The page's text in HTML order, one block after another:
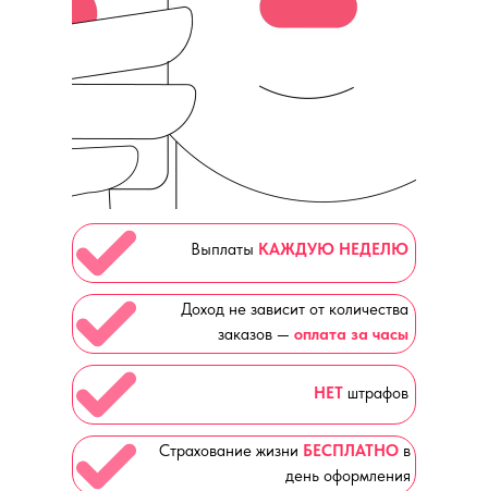
Доход не зависит от количества
заказов — оплата за часы
НЕТ штрафов
Выплаты КАЖДУЮ НЕДЕЛЮ
Страхование жизни БЕСПЛАТНО в
день оформления